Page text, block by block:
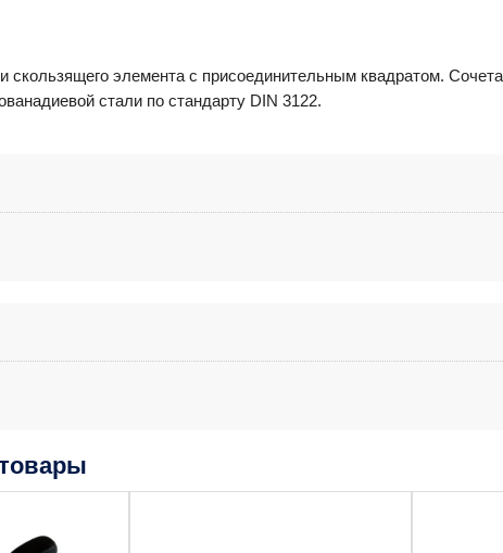
элемента с присоединительным квадратом.
стали по стандарту DIN 3122.